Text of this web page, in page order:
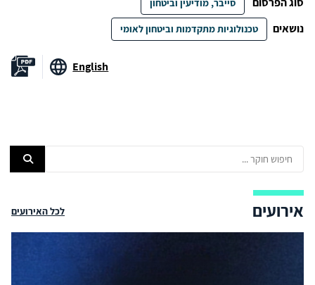
סייבר, מודיעין וביטחון
נושאים טכנולוגיות מתקדמות וביטחון לאומי
English
אירועים לכל האירועים